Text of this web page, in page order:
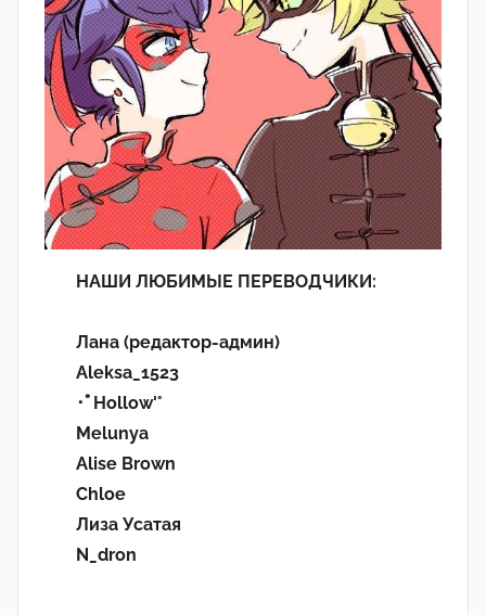
НАШИ ЛЮБИМЫЕ ПЕРЕВОДЧИКИ:
Лана (редактор-админ)
Aleksa_1523
･ﾟHollow'°
Melunya
Alise Brown
Chloe
Лиза Усатая
N_dron